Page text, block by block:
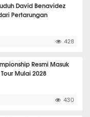
David Benavidez
Pertarungan
428
Resmi Masuk
Mulai 2028
430